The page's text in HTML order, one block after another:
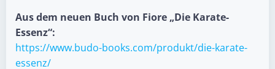
Aus dem neuen Buch von Fiore „Die Karate-
Essenz“:
https://www.budo-books.com/produkt/die-karate-
essenz/